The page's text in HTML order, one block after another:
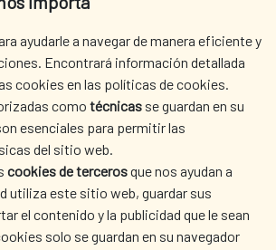
ayudarle a navegar de manera eficiente y
Encontrará información detallada
cookies en las políticas de cookies.
como técnicas se guardan en su
esenciales para permitir las
del sitio web.
cookies de tercerosque nos ayudan a
utiliza este sitio web, guardar sus
el contenido y la publicidad que le sean
solo se guardan en su navegador
DÓNDE COOPERAMOS
SALA DE PRENSA
BIBLIOTECA